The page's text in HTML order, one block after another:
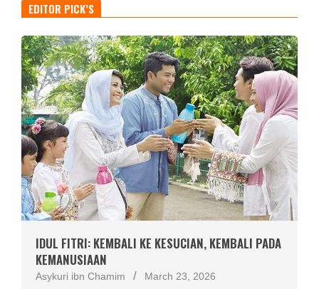
EDITOR PICK’S
IDUL FITRI: KEMBALI KE KESUCIAN, KEMBALI PADA
KEMANUSIAAN
Asykuri ibn Chamim March 23, 2026